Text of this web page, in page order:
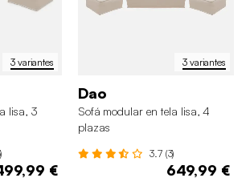
3 variantes
lisa, 3
€
3 variantes
Dao
Sofá modular en tela lisa, 4
plazas
3.7 (3)
649,99 €